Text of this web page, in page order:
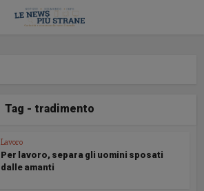
Tag - tradimento
Lavoro
Per lavoro, separa gli uomini sposati
dalle amanti